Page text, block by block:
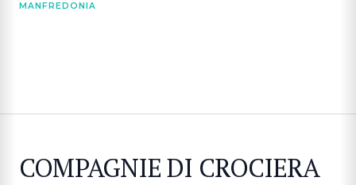
MANFREDONIA
COMPAGNIE DI CROCIERA